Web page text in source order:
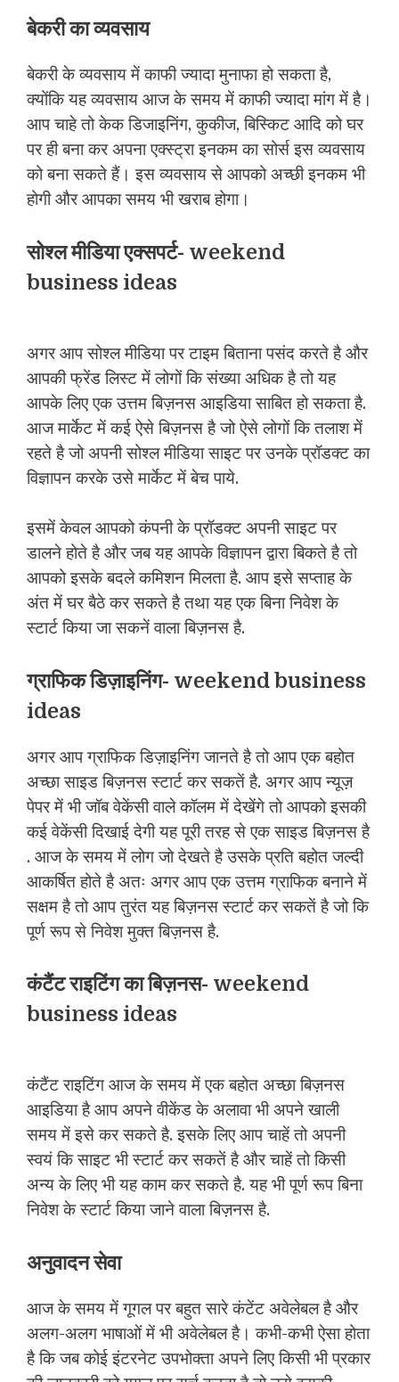
बेकरी का व्यवसाय
बेकरी के व्यवसाय में काफी ज्यादा मुनाफा हो सकता है,
क्योंकि यह व्यवसाय आज के समय में काफी ज्यादा मांग में है।
आप चाहे तो केक डिजाइनिंग, कुकीज, बिस्किट आदि को घर
पर ही बना कर अपना एक्स्ट्रा इनकम का सोर्स इस व्यवसाय
को बना सकते हैं। इस व्यवसाय से आपको अच्छी इनकम भी
होगी और आपका समय भी खराब होगा।
सोश्ल मीडिया एक्सपर्ट- weekend
business ideas
अगर आप सोश्ल मीडिया पर टाइम बिताना पसंद करते है और
आपकी फ्रेंड लिस्ट में लोगों कि संख्या अधिक है तो यह
आपके लिए एक उत्तम बिज़नस आइडिया साबित हो सकता है.
आज मार्केट में कई ऐसे बिज़नस है जो ऐसे लोगों कि तलाश में
रहते है जो अपनी सोश्ल मीडिया साइट पर उनके प्रॉडक्ट का
विज्ञापन करके उसे मार्केट में बेच पाये.
इसमें केवल आपको कंपनी के प्रॉडक्ट अपनी साइट पर
डालने होते है और जब यह आपके विज्ञापन द्वारा बिकते है तो
आपको इसके बदले कमिशन मिलता है. आप इसे सप्ताह के
अंत में घर बैठे कर सकते है तथा यह एक बिना निवेश के
स्टार्ट किया जा सकनें वाला बिज़नस है.
ग्राफिक डिज़ाइनिंग- weekend business
ideas
अगर आप ग्राफिक डिज़ाइनिंग जानते है तो आप एक बहोत
अच्छा साइड बिज़नस स्टार्ट कर सकतें है. अगर आप न्यूज़
पेपर में भी जॉब वेकेंसी वाले कॉलम में देखेंगे तो आपको इसकी
कई वेकेंसी दिखाई देगी यह पूरी तरह से एक साइड बिज़नस है
. आज के समय में लोग जो देखते है उसके प्रति बहोत जल्दी
आकर्षित होते है अतः अगर आप एक उत्तम ग्राफिक बनाने में
सक्षम है तो आप तुरंत यह बिज़नस स्टार्ट कर सकतें है जो कि
पूर्ण रूप से निवेश मुक्त बिज़नस है.
कंटैंट राइटिंग का बिज़नस- weekend
business ideas
कंटैंट राइटिंग आज के समय में एक बहोत अच्छा बिज़नस
आइडिया है आप अपने वीकेंड के अलावा भी अपने खाली
समय में इसे कर सकते है. इसके लिए आप चाहें तो अपनी
स्वयं कि साइट भी स्टार्ट कर सकतें है और चाहें तो किसी
अन्य के लिए भी यह काम कर सकते है. यह भी पूर्ण रूप बिना
निवेश के स्टार्ट किया जाने वाला बिज़नस है.
अनुवादन सेवा
आज के समय में गूगल पर बहुत सारे कंटेंट अवेलेबल है और
अलग-अलग भाषाओं में भी अवेलेबल है। कभी-कभी ऐसा होता
है कि जब कोई इंटरनेट उपभोक्ता अपने लिए किसी भी प्रकार